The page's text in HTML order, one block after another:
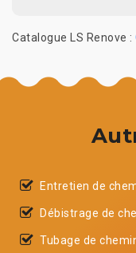
Catalogue LS Renove :
Entretien de
Débistrage de
Tubage de